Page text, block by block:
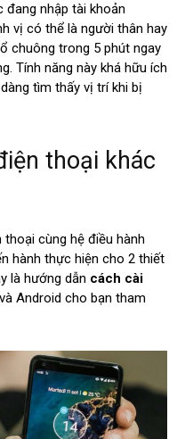
đang nhập tài khoản
vị có thể là người thân hay
chuông trong 5 phút ngay
Tính năng này khá hữu ích
tìm thấy vị trí khi bị
thoại khác
cùng hệ điều hành
hành thực hiện cho 2 thiết
là hướng dẫn cách cài
Android cho bạn tham